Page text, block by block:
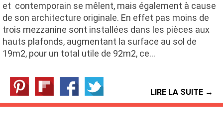
et contemporain se mêlent, mais également à cause
de son architecture originale. En effet pas moins de
trois mezzanine sont installées dans les pièces aux
hauts plafonds, augmentant la surface au sol de
19m2, pour un total utile de 92m2, ce…
LIRE LA SUITE →